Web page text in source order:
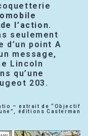
l’action.
seulement
d’un point A
message,
Lincoln
qu’une
203.
– extrait de “Objectif
éditions Casterman